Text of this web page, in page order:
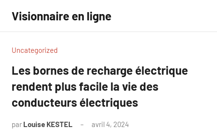
contenu
Visionnaire en ligne
Uncategorized
Les bornes de recharge électrique
rendent plus facile la vie des
conducteurs électriques
par Louise KESTEL avril 4, 2024